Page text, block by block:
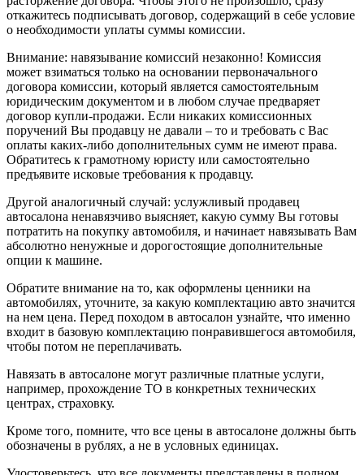
откажитесь подписывать договор, содержащий в себе условие
о необходимости уплаты суммы комиссии.
Внимание: навязывание комиссий незаконно! Комиссия
может взиматься только на основании первоначального
договора комиссии, который является самостоятельным
юридическим документом и в любом случае предваряет
договор купли-продажи. Если никаких комиссионных
поручений Вы продавцу не давали – то и требовать с Вас
оплаты каких-либо дополнительных сумм не имеют права.
Обратитесь к грамотному юристу или самостоятельно
предъявите исковые требования к продавцу.
Другой аналогичный случай: услужливый продавец
автосалона ненавязчиво выясняет, какую сумму Вы готовы
потратить на покупку автомобиля, и начинает навязывать Вам
абсолютно ненужные и дорогостоящие дополнительные
опции к машине.
Обратите внимание на то, как оформлены ценники на
автомобилях, уточните, за какую комплектацию авто значится
на нем цена. Перед походом в автосалон узнайте, что именно
входит в базовую комплектацию понравившегося автомобиля,
чтобы потом не переплачивать.
Навязать в автосалоне могут различные платные услуги,
например, прохождение ТО в конкретных технических
центрах, страховку.
Кроме того, помните, что все цены в автосалоне должны быть
обозначены в рублях, а не в условных единицах.